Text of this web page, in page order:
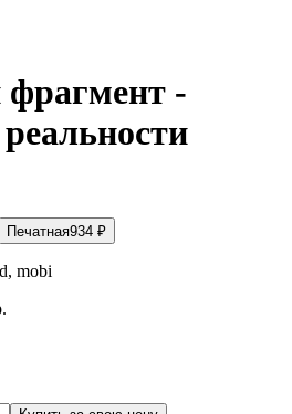
-
Печатная934 ₽
mobi